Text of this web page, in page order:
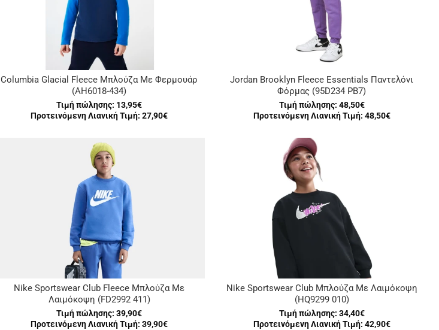
Columbia Glacial Fleece Μπλούζα Με Φερμουάρ
(AH6018-434)
Τιμή πώλησης: 13,95€
Προτεινόμενη Λιανική Τιμή: 27,90€
Jordan Brooklyn Fleece Essentials Παντελόνι
Φόρμας (95D234 PB7)
Τιμή πώλησης: 48,50€
Προτεινόμενη Λιανική Τιμή: 48,50€
Nike Sportswear Club Fleece Μπλούζα Με
Λαιμόκοψη (FD2992 411)
Τιμή πώλησης: 39,90€
Προτεινόμενη Λιανική Τιμή: 39,90€
Nike Sportswear Club Μπλούζα Με Λαιμόκοψη
(HQ9299 010)
Τιμή πώλησης: 34,40€
Προτεινόμενη Λιανική Τιμή: 42,90€